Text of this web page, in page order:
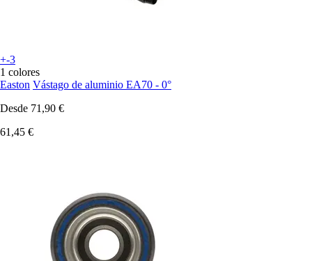
+-3
1 colores
Easton Vástago de aluminio EA70 - 0°
Desde 71,90 €
61,45 €